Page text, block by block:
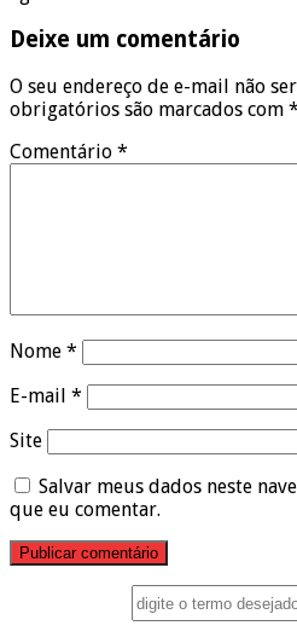
Deixe um comentário
O seu endereço de e-mail não
obrigatórios são marcados com *
Comentário *
Nome *
E-mail *
Site
Salvar meus dados neste
que eu comentar.